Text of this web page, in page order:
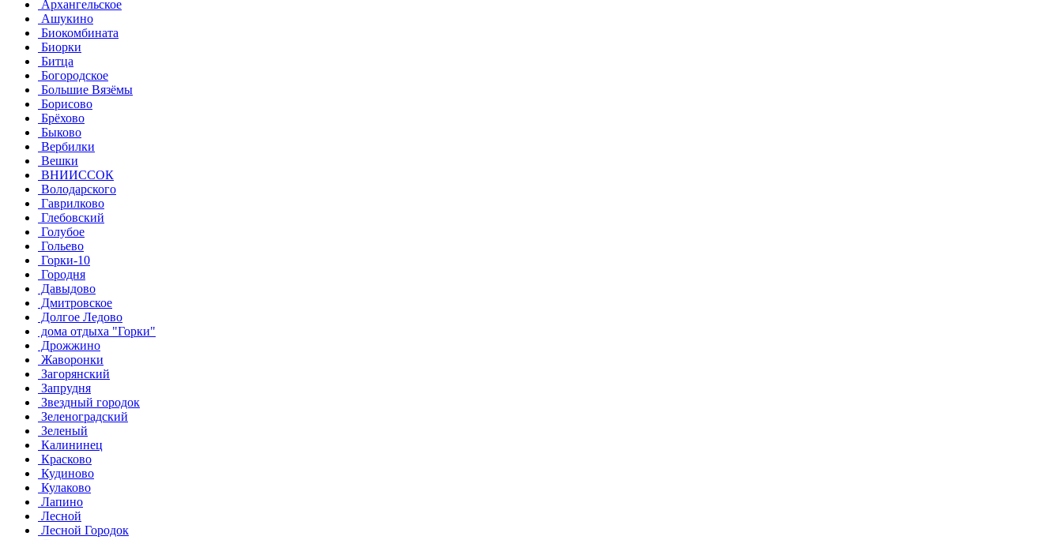
Архангельское
Ашукино
Биокомбината
Биорки
Битца
Богородское
Большие Вязёмы
Борисово
Брёхово
Быково
Вербилки
Вешки
ВНИИССОК
Володарского
Гаврилково
Глебовский
Голубое
Гольево
Горки-10
Городня
Давыдово
Дмитровское
Долгое Ледово
дома отдыха "Горки"
Дрожжино
Жаворонки
Загорянский
Запрудня
Звездный городок
Зеленоградский
Зеленый
Калининец
Красково
Кудиново
Кулаково
Лапино
Лесной
Лесной Городок